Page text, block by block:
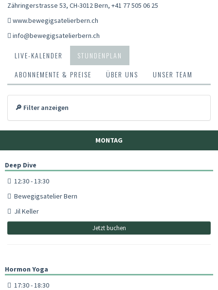
Zähringerstrasse 53, CH-3012 Bern, +41 77 505 06 25
www.bewegigsatelierbern.ch
info@bewegigsatelierbern.ch
LIVE-KALENDER
STUNDENPLAN
ABONNEMENTE & PREISE
ÜBER UNS UNSER TEAM
🔎 Filter anzeigen
MONTAG
Deep Dive
12:30 - 13:30
Bewegigsatelier Bern
Jil Keller
Jetzt buchen
Hormon Yoga
17:30 - 18:30